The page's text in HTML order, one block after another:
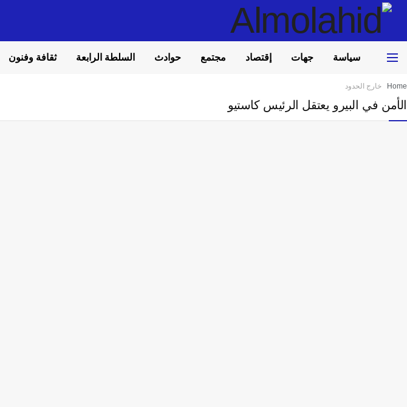
سياسة جهات إقتصاد مجتمع حوادث السلطة الرابعة ثقافة وفنون
Home خارج الحدود
الأمن في البيرو يعتقل الرئيس كاستيو